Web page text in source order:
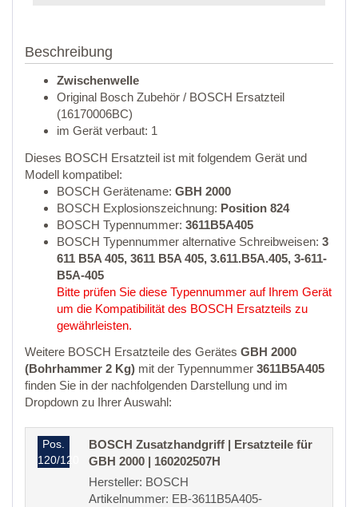
Beschreibung
Zwischenwelle
Original Bosch Zubehör / BOSCH Ersatzteil
(16170006BC)
im Gerät verbaut: 1
Dieses BOSCH Ersatzteil ist mit folgendem Gerät und
Modell kompatibel:
BOSCH Gerätename: GBH 2000
BOSCH Explosionszeichnung: Position 824
BOSCH Typennummer: 3611B5A405
BOSCH Typennummer alternative Schreibweisen: 3
611 B5A 405, 3611 B5A 405, 3.611.B5A.405, 3-611-
B5A-405
Bitte prüfen Sie diese Typennummer auf Ihrem Gerät
um die Kompatibilität des BOSCH Ersatzteils zu
gewährleisten.
Weitere BOSCH Ersatzteile des Gerätes GBH 2000
(Bohrhammer 2 Kg) mit der Typennummer 3611B5A405
finden Sie in der nachfolgenden Darstellung und im
Dropdown zu Ihrer Auswahl:
Pos.
120/120
BOSCH Zusatzhandgriff | Ersatzteile für
GBH 2000 | 160202507H
Hersteller: BOSCH
Artikelnummer: EB-3611B5A405-